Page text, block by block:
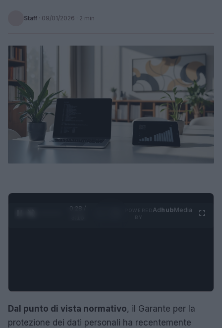
Staff · 09/01/2026 · 2 min
0:29 /
AdhubMedia
Dal punto di vista normativo, il Garante per la
protezione dei dati personali ha recentemente